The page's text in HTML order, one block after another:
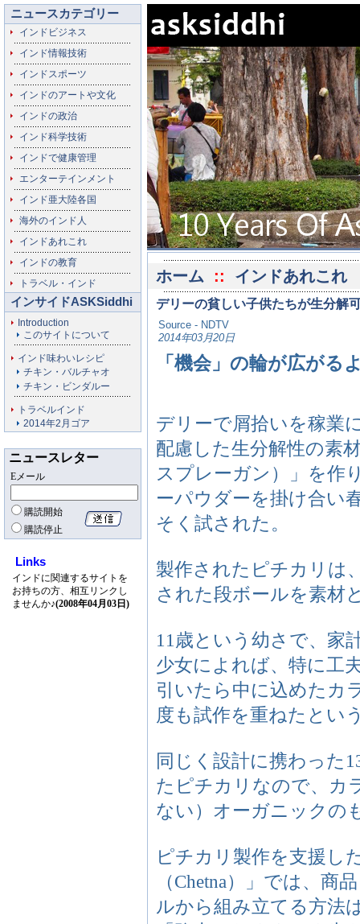
ニュースカテゴリー
インドビジネス
インド情報技術
インドスポーツ
インドのアートや文化
インドの政治
インド科学技術
インドで健康管理
エンターテインメント
インド亜大陸各国
海外のインド人
インドあれこれ
インドの教育
トラベル・インド
インサイドASKSiddhi
Introduction
このサイトについて
インド味わいレシピ
チキン・バルチャオ
チキン・ビンダルー
トラベルインド
2014年2月ゴア
ニュースレター
Eメール
購読開始
購読停止
Links
インドに関連するサイトを
お持ちの方、相互リンクし
ませんか♪(2008年04月03日)
ホーム :: インドあれこれ
デリーの貧しい子供たちが生分解
Source - NDTV
2014年03月20日
「機会」の輪が広がる
デリーで屑拾いを稼業
配慮した生分解性の素
スプレーガン）」を作
ーパウダーを掛け合い
そく試された。
製作されたピチカリは
された段ボールを素材
11歳という幼さで、家
少女によれば、特に工
引いたら中に込めたカ
度も試作を重ねたとい
同じく設計に携わった
たピチカリなので、カ
ない）オーガニックの
ピチカリ製作を支援し
（Chetna）」では、
ルから組み立てる方法